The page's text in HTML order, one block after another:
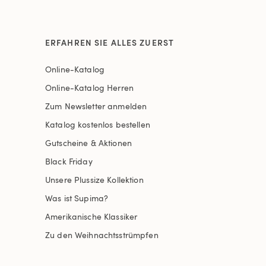
ERFAHREN SIE ALLES ZUERST
Online-Katalog
Online-Katalog Herren
Zum Newsletter anmelden
Katalog kostenlos bestellen
Gutscheine & Aktionen
Black Friday
Unsere Plussize Kollektion
Was ist Supima?
Amerikanische Klassiker
Zu den Weihnachtsstrümpfen